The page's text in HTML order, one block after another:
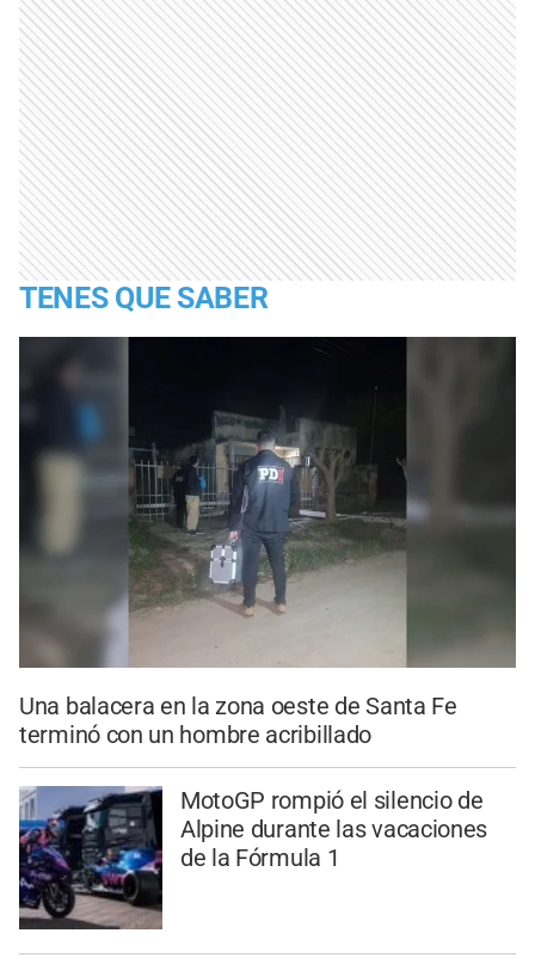
TENES QUE SABER
Una balacera en la zona oeste de Santa Fe
terminó con un hombre acribillado
MotoGP rompió el silencio de
Alpine durante las vacaciones
de la Fórmula 1